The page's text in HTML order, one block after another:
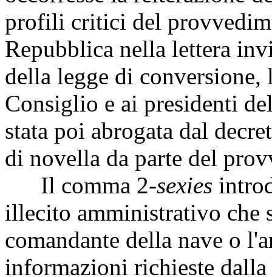
profili critici del
Repubblica nella lettera
della legge di conversione,
Consiglio e ai presidenti
stata poi abrogata dal
di novella da parte del
Il comma 2-sexies
illecito amministrativo che
comandante della nave o
informazioni richieste